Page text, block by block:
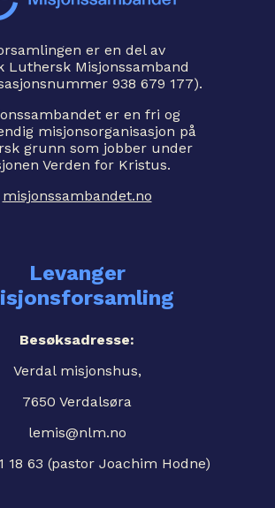
er en del av
Luthersk Misjonssamband
938 679 177).
er en fri og
misjonsorganisasjon på
grunn som jobber under
Verden for Kristus.
misjonssambandet.no
Levanger
Besøksadresse:
Verdal misjonshus,
7650 Verdalsøra
lemis@nlm.no
18 63 (pastor Joachim Hodne)